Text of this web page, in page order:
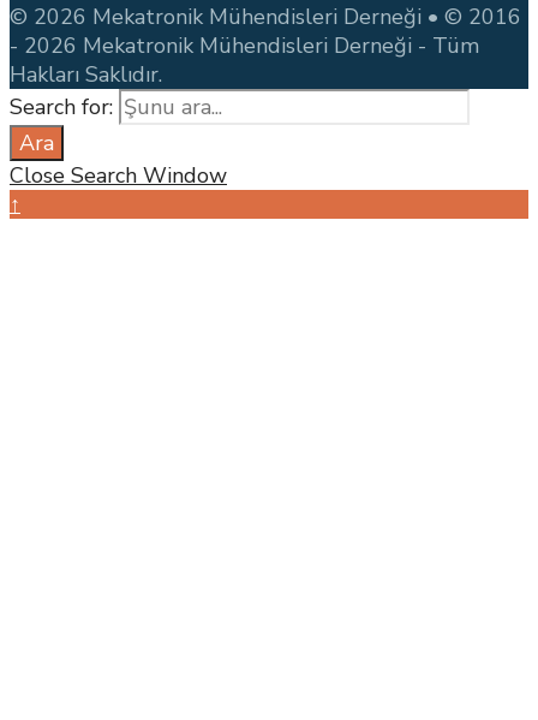
© 2026 Mekatronik Mühendisleri Derneği • © 2016
- 2026 Mekatronik Mühendisleri Derneği - Tüm
Hakları Saklıdır.
Search for:
Ara
Close Search Window
↑